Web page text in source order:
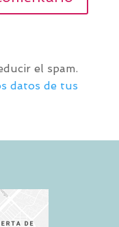
el spam.
datos de tus